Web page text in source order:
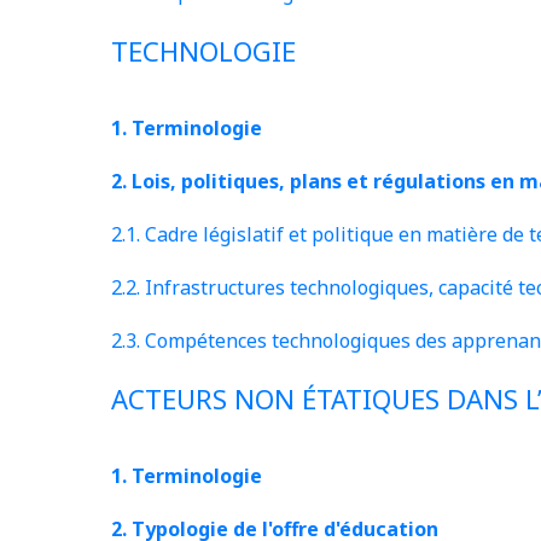
TECHNOLOGIE
1. Terminologie
2. Lois, politiques, plans et régulations en
2.1. Cadre législatif et politique en matière de
2.2. Infrastructures technologiques, capacité
2.3. Compétences technologiques des
ACTEURS NON ÉTATIQUES DANS
1. Terminologie
2. Typologie de l'offre d'éducation